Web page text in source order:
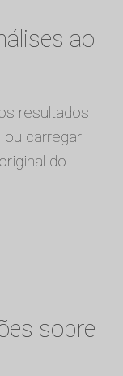
ao
resultados
ou carregar
do
sobre